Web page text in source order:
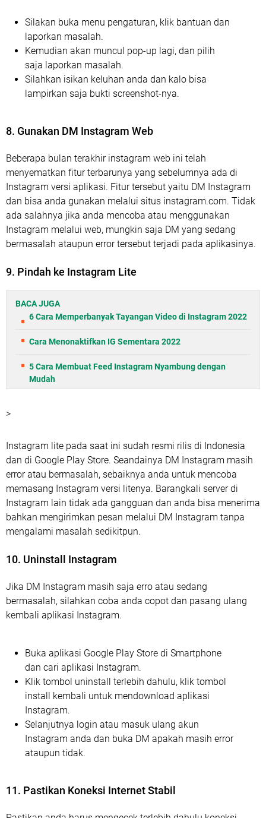
Silakan buka menu pengaturan, klik bantuan dan
laporkan masalah.
Kemudian akan muncul pop-up lagi, dan pilih
saja laporkan masalah.
Silahkan isikan keluhan anda dan kalo bisa
lampirkan saja bukti screenshot-nya.
8. Gunakan DM Instagram Web
Beberapa bulan terakhir instagram web ini telah
menyematkan fitur terbarunya yang sebelumnya ada di
Instagram versi aplikasi. Fitur tersebut yaitu DM Instagram
dan bisa anda gunakan melalui situs instagram.com. Tidak
ada salahnya jika anda mencoba atau menggunakan
Instagram melalui web, mungkin saja DM yang sedang
bermasalah ataupun error tersebut terjadi pada aplikasinya.
9. Pindah ke Instagram Lite
BACA JUGA
6 Cara Memperbanyak Tayangan Video di Instagram 2022
Cara Menonaktifkan IG Sementara 2022
5 Cara Membuat Feed Instagram Nyambung dengan
Mudah
>
Instagram lite pada saat ini sudah resmi rilis di Indonesia
dan di Google Play Store. Seandainya DM Instagram masih
error atau bermasalah, sebaiknya anda untuk mencoba
memasang Instagram versi litenya. Barangkali server di
Instagram lain tidak ada gangguan dan anda bisa menerima
bahkan mengirimkan pesan melalui DM Instagram tanpa
mengalami masalah sedikitpun.
10. Uninstall Instagram
Jika DM Instagram masih saja erro atau sedang
bermasalah, silahkan coba anda copot dan pasang ulang
kembali aplikasi Instagram.
Buka aplikasi Google Play Store di Smartphone
dan cari aplikasi Instagram.
Klik tombol uninstall terlebih dahulu, klik tombol
install kembali untuk mendownload aplikasi
Instagram.
Selanjutnya login atau masuk ulang akun
Instagram anda dan buka DM apakah masih error
ataupun tidak.
11. Pastikan Koneksi Internet Stabil